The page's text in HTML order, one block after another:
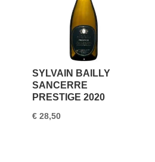
SYLVAIN BAILLY
SANCERRE
PRESTIGE 2020
€28,50